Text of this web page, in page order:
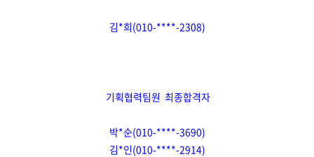
김*희(010-****-2308)
기획협력팀원 최종합격자
박*순(010-****-3690)
김*인(010-****-2914)